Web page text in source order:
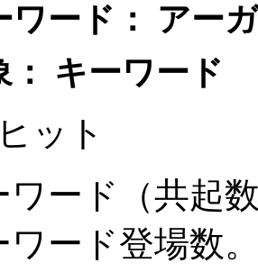
ワード： アー
： キーワード
ット
ワード（共起
ワード登場数